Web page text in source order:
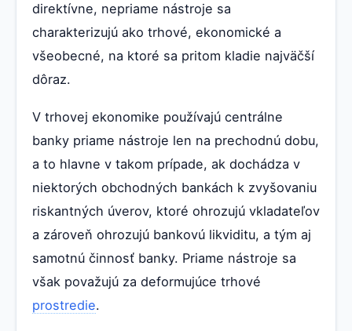
direktívne, nepriame nástroje sa
charakterizujú ako trhové, ekonomické a
všeobecné, na ktoré sa pritom kladie najväčší
dôraz.
V trhovej ekonomike používajú centrálne
banky priame nástroje len na prechodnú dobu,
a to hlavne v takom prípade, ak dochádza v
niektorých obchodných bankách k zvyšovaniu
riskantných úverov, ktoré ohrozujú vkladateľov
a zároveň ohrozujú bankovú likviditu, a tým aj
samotnú činnosť banky. Priame nástroje sa
však považujú za deformujúce trhové
prostredie.